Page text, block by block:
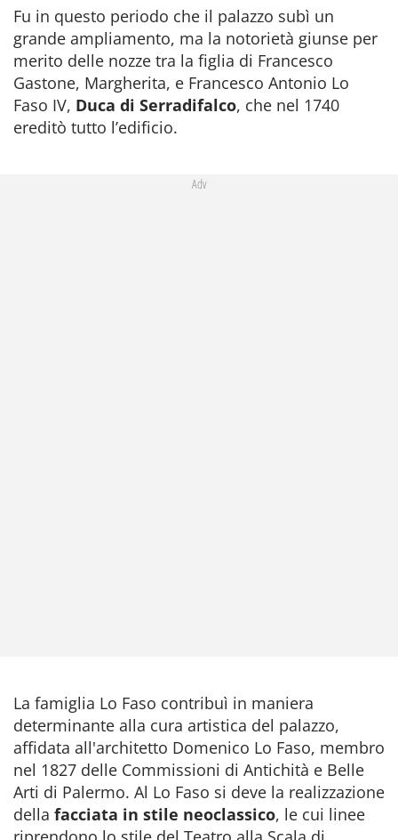
Fu in questo periodo che il palazzo subì un
grande ampliamento, ma la notorietà giunse per
merito delle nozze tra la figlia di Francesco
Gastone, Margherita, e Francesco Antonio Lo
Faso IV, Duca di Serradifalco, che nel 1740
ereditò tutto l’edificio.
Adv
La famiglia Lo Faso contribuì in maniera
determinante alla cura artistica del palazzo,
affidata all'architetto Domenico Lo Faso, membro
nel 1827 delle Commissioni di Antichità e Belle
Arti di Palermo. Al Lo Faso si deve la realizzazione
della facciata in stile neoclassico, le cui linee